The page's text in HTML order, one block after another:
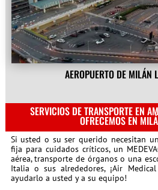
AEROPUERTO DE MILÁN
SERVICIOS DE TRANSPORTE EN
OFRECEMOS EN
Si usted o su ser querido necesitan
fija para cuidados críticos, un
aérea, transporte de órganos o una
Italia o sus alrededores, ¡Air
ayudarlo a usted y a su equipo!